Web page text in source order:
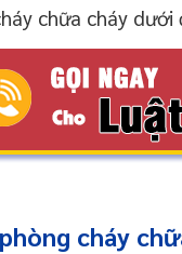
chữa cháy dưới
cháy